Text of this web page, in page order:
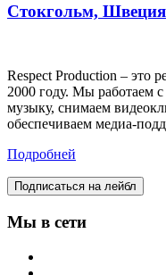
Стокгольм, Швеция
Respect Production – это
2000 году. Мы работаем
музыку, снимаем
обеспечиваем медиа-
Подробней
Подписаться на лейбл
Мы в сети